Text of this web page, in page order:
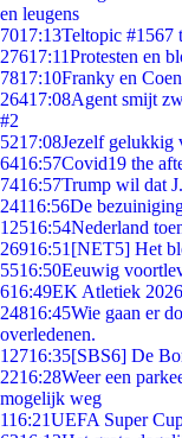
en leugens
7017:13Teltopic #1567
27617:11Protesten en
7817:10Franky en
26417:08Agent smijt
#2
5217:08Jezelf gelukkig
6416:57Covid19 the
7416:57Trump wil dat
24116:56De
12516:54Nederland
26916:51 [NET5] Het
5516:50Eeuwig
616:49EK Atletiek
24816:45Wie gaan er
overledenen.
12716:35[SBS6] De
2216:28Weer een
mogelijk weg
116:21UEFA Super